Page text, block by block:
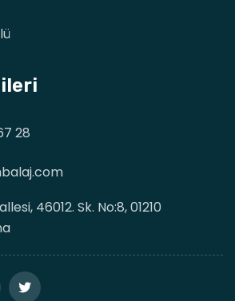
28
46012. Sk. No:8, 01210